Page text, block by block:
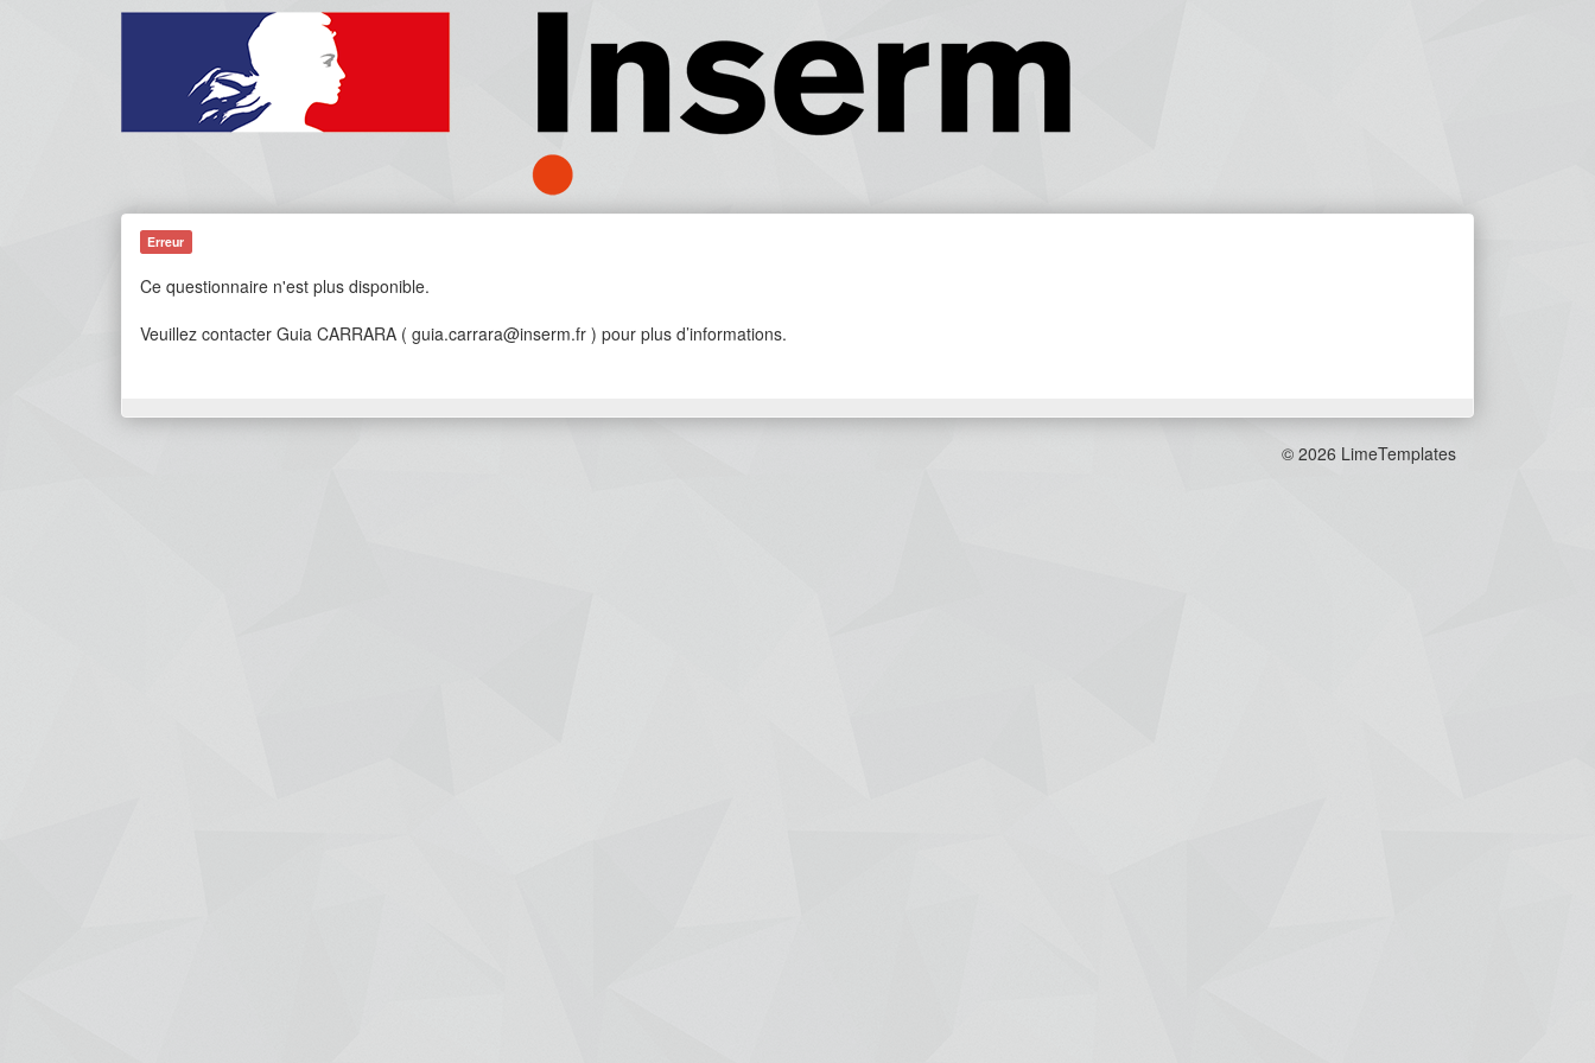
Erreur
Ce questionnaire n'est plus disponible.
Veuillez contacter Guia CARRARA ( guia.carrara@inserm.fr ) pour plus d’informations.
© 2026 LimeTemplates